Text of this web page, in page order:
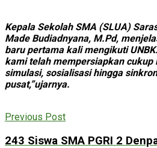
Kepala Sekolah SMA (SLUA)
Made Budiadnyana, M.Pd,
baru pertama kali mengikuti
kami telah mempersiapkan cukup
simulasi, sosialisasi hingga
pusat,”ujarnya.
Previous Post
243 Siswa SMA PGRI 2